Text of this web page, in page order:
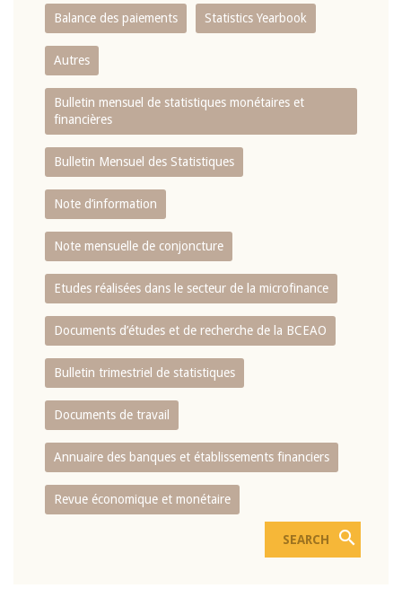
Balance des paiements Statistics Yearbook
Autres
Bulletin mensuel de statistiques monétaires et
financières
Bulletin Mensuel des Statistiques
Note d’information
Note mensuelle de conjoncture
Etudes réalisées dans le secteur de la microfinance
Documents d’études et de recherche de la BCEAO
Bulletin trimestriel de statistiques
Documents de travail
Annuaire des banques et établissements financiers
Revue économique et monétaire